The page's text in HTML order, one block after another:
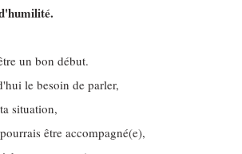
un bon début.
le besoin de parler,
situation,
être accompagné(e),